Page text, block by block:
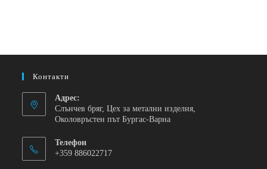
Контакти
Адрес:
Слънчев бряг, Цех за метални изделия,
Околовръстен път Бургас-Варна
Телефон
+359 886022717